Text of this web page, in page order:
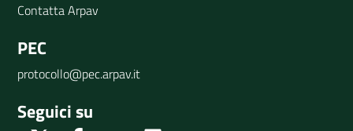
Contatta Arpav
PEC
protocollo@pec.arpav.it
Seguici su